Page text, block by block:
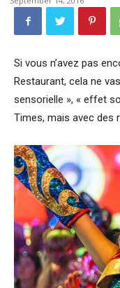
Si vous n’avez pas
Restaurant, cela ne
sensorielle », « effet
Times, mais avec des